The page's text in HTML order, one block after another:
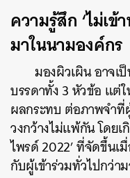
ความรู้สึก ‘ไม่เ
มาในนามองค์กร
มองผิวเผิน อาจเ
บรรดาทั้ง 3 หัวข้อ แต่
ผลกระทบ ต่อภาพจำที่
วงกว้างไม่แพ้กัน โดย
ไพรด์ 2022’ ที่จัดขึ้นเ
กับผู้เข้าร่วมทั่วไปกว่า